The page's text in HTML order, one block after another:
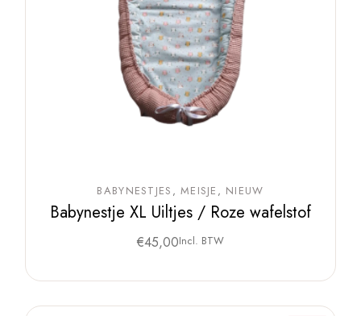
BABYNESTJES MEISJE NIEUW
Babynestje XL Uiltjes / Roze wafelstof
€45,00Incl. BTW